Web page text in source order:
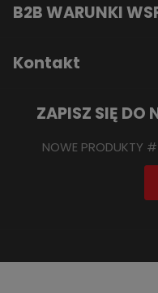
B2B WARUNKI
Kontakt
ZAPISZ SIĘ DO
NOWE PRODUKTY